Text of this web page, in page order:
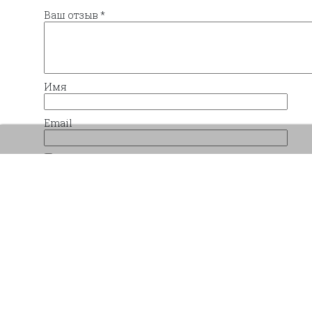
Ваш отзыв *
Имя
Email